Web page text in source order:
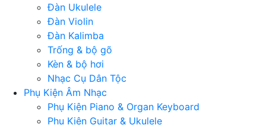
Đàn Ukulele
Đàn Violin
Đàn Kalimba
Trống & bộ gõ
Kèn & bộ hơi
Nhạc Cụ Dân Tộc
Phụ Kiện Âm Nhạc
Phụ Kiện Piano & Organ Keyboard
Phụ Kiện Guitar & Ukulele